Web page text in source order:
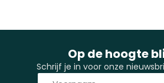
Op de hoogte
Schrijf je in voor onze